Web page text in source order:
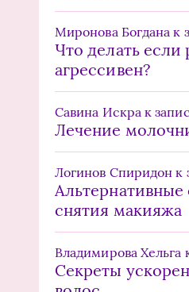
Миронова Богдана к
Что делать если
агрессивен?
Савина Искра к
Лечение
Логинов Спиридон к
снятия макияжа
Владимирова Хельга
Секреты